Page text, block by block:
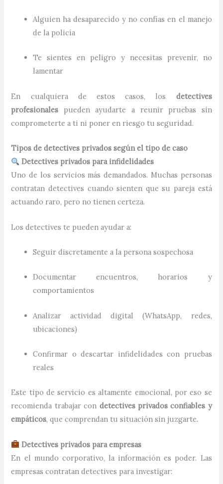
Alguien ha desaparecido y no confías en el manejo
de la policía
Te sientes en peligro y necesitas prevenir, no
lamentar
En cualquiera de estos casos, los detectives
profesionales pueden ayudarte a reunir pruebas sin
comprometerte a ti ni poner en riesgo tu seguridad.
Tipos de detectives privados según el tipo de caso
Detectives privados para infidelidades
Uno de los servicios más demandados. Muchas personas
contratan detectives cuando sienten que su pareja está
actuando raro, pero no tienen certeza.
Los detectives te pueden ayudar a:
Seguir discretamente a la persona sospechosa
Documentar encuentros, horarios y
comportamientos
Analizar actividad digital (WhatsApp, redes,
ubicaciones)
Confirmar o descartar infidelidades con pruebas
reales
Este tipo de servicio es altamente emocional, por eso se
recomienda trabajar con detectives privados confiables y
empáticos, que comprendan tu situación sin juzgarte.
Detectives privados para empresas
En el mundo corporativo, la información es poder. Las
empresas contratan detectives para investigar: